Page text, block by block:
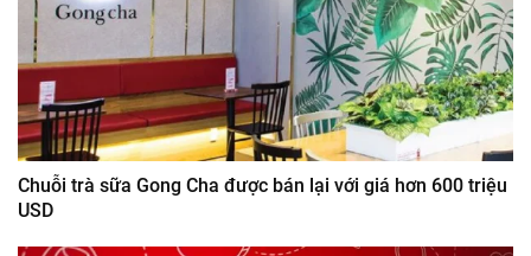
Chuỗi trà sữa Gong Cha được bán lại với giá hơn 600 triệu
USD